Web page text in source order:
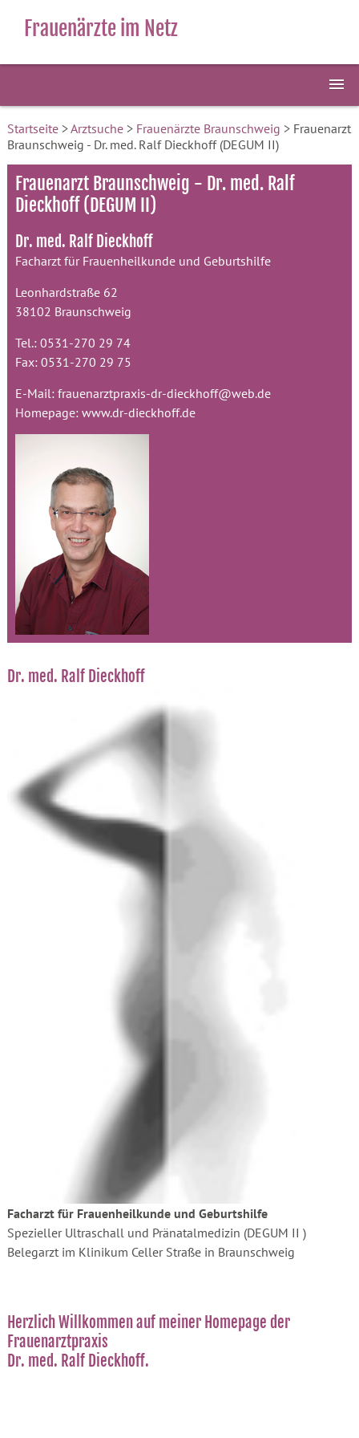
Frauenärzte im Netz
Startseite>Arztsuche> Frauenärzte Braunschweig > Frauenarzt
Braunschweig - Dr. med. Ralf Dieckhoff (DEGUM II)
Frauenarzt Braunschweig - Dr. med. Ralf
Dieckhoff (DEGUM II)
Dr. med. Ralf Dieckhoff
Facharzt für Frauenheilkunde und Geburtshilfe
Leonhardstraße 62
38102 Braunschweig
Tel.: 0531-270 29 74
Fax: 0531-270 29 75
E-Mail: frauenarztpraxis-dr-dieckhoff@web.de
Homepage: www.dr-dieckhoff.de
Dr. med. Ralf Dieckhoff
Facharzt für Frauenheilkunde und Geburtshilfe
Spezieller Ultraschall und Pränatalmedizin (DEGUM II )
Belegarzt im Klinikum Celler Straße in Braunschweig
Herzlich Willkommen auf meiner Homepage der
Frauenarztpraxis
Dr. med. Ralf Dieckhoff.